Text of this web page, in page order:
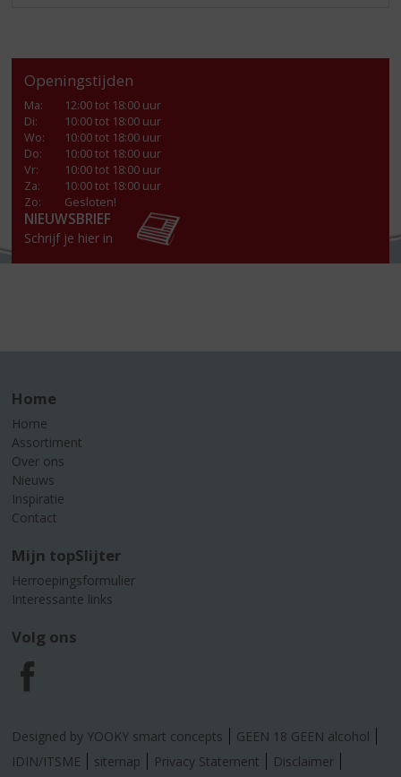
Openingstijden
Ma:
12:00 tot 18:00 uur
Di:
10:00 tot 18:00 uur
Wo:
10:00 tot 18:00 uur
Do:
10:00 tot 18:00 uur
Vr:
10:00 tot 18:00 uur
Za:
10:00 tot 18:00 uur
Zo:
Gesloten!
NIEUWSBRIEF
Schrijf je hier in
Home
Home
Assortiment
Over ons
Nieuws
Inspiratie
Contact
Mijn topSlijter
Herroepingsformulier
Interessante links
Volg ons
F
a
c
Designed by YOOKY smart concepts
GEEN 18 GEEN alcohol
IDIN/ITSME
sitemap Privacy Statement Disclaimer